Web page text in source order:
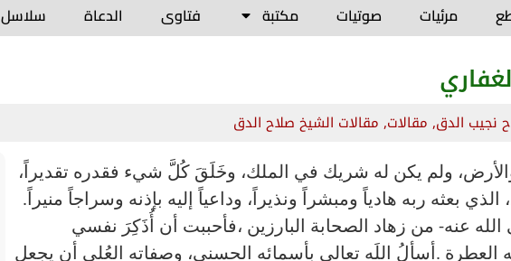
مرئيات صوتيات مكتبة فتاوى الدعاة سلاسل
نجيب الدق, مقالات, مقالات الشيخ صلاح الدق
ولم يكن له شريك في الملك، وخَلَقَ كُلَّ شيء فقدره تقديراً،
بعثه ربه هادياً ومبشراً ونذيراً، وداعياً إليه بإذنه وسراجاً منيراً.
الله عنه- من زهاد الصحابة البارزين ،فأحببت أن أُذَكِرَ نفسي
.أسألُ اللَه تعالى بأسمائه الحسنى، وصفاته العُلى أن يجعل